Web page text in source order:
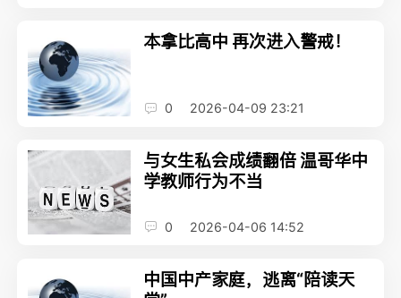
本拿比高中 再次进入警戒！
0 2026-04-09 23:21
与女生私会成绩翻倍 温哥华中
学教师行为不当
0 2026-04-06 14:52
中国中产家庭，逃离“陪读天